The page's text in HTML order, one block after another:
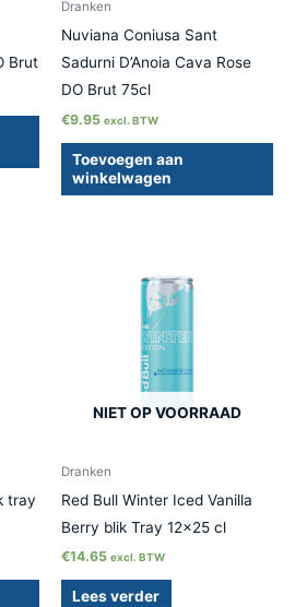
Brut
Dranken
Nuviana Coniusa Sant
Sadurni D’Anoia Cava Rose
DO Brut 75cl
€9.95 excl. BTW
Toevoegen aan
winkelwagen
tray
NIET OP VOORRAAD
Dranken
Red Bull Winter Iced Vanilla
Berry blik Tray 12×25 cl
€14.65 excl. BTW
Lees verder